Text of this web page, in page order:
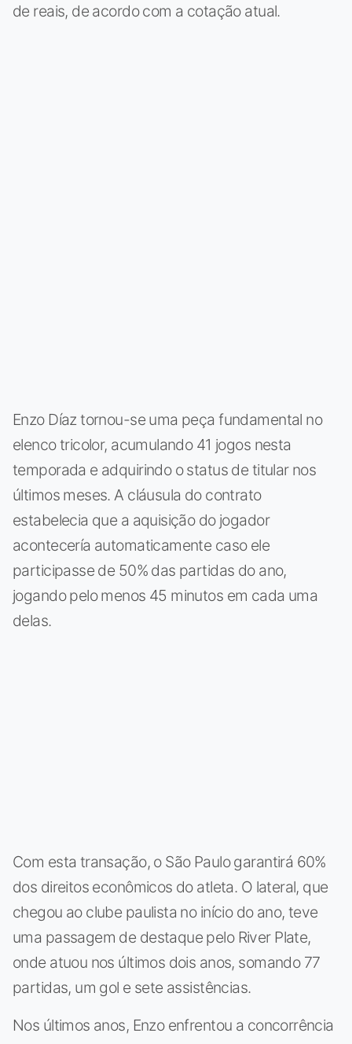
de reais, de acordo com a cotação atual.
Enzo Díaz tornou-se uma peça fundamental no
elenco tricolor, acumulando 41 jogos nesta
temporada e adquirindo o status de titular nos
últimos meses. A cláusula do contrato
estabelecia que a aquisição do jogador
acontecería automaticamente caso ele
participasse de 50% das partidas do ano,
jogando pelo menos 45 minutos em cada uma
delas.
Com esta transação, o São Paulo garantirá 60%
dos direitos econômicos do atleta. O lateral, que
chegou ao clube paulista no início do ano, teve
uma passagem de destaque pelo River Plate,
onde atuou nos últimos dois anos, somando 77
partidas, um gol e sete assistências.
Nos últimos anos, Enzo enfrentou a concorrência